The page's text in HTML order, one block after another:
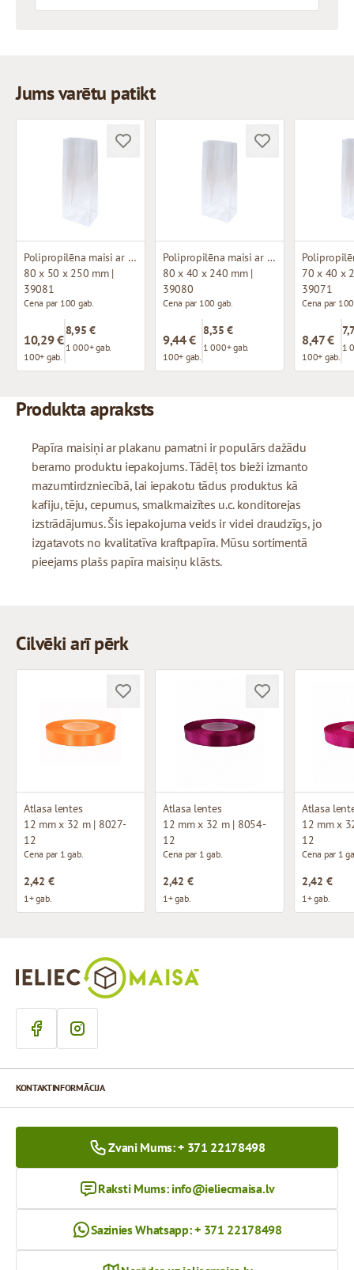
Jums varētu patikt
Polipropilēna maisi ar plakanu pamatni
80 x 50 x 250 mm |
39081
Cena par 100 gab.
10,29 €
100+ gab.
8,95 €
1 000+ gab.
Polipropilēna maisi ar plakanu pamatni
80 x 40 x 240 mm |
39080
Cena par 100 gab.
9,44 €
100+ gab.
8,35 €
1 000+ gab.
70 x 40 x
39071
Cena par
8,47 €
100+ gab.
1
Produkta apraksts
Papīra maisiņi ar plakanu pamatni ir populārs dažādu
beramo produktu iepakojums. Tādēļ tos bieži izmanto
mazumtirdzniecībā, lai iepakotu tādus produktus kā
kafiju, tēju, cepumus, smalkmaizītes u.c. konditorejas
izstrādājumus. Šis iepakojuma veids ir videi draudzīgs, jo
izgatavots no kvalitatīva kraftpapīra. Mūsu sortimentā
pieejams plašs papīra maisiņu klāsts.
Cilvēki arī pērk
Atlasa lentes
12 mm x 32 m | 8027-
12
Cena par 1 gab.
2,42 €
1+ gab.
Atlasa lentes
12 mm x 32 m | 8054-
12
Cena par 1 gab.
2,42 €
1+ gab.
Atlasa
12 mm x
12
Cena par 1
2,42 €
1+ gab.
KONTAKTINFORMĀCIJA
Zvani Mums: + 371 22178498
Raksti Mums: info@ieliecmaisa.lv
Sazinies Whatsapp: + 371 22178498